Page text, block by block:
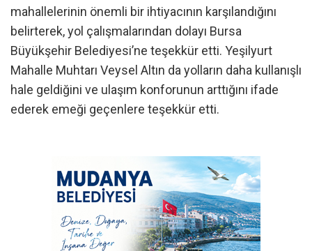
mahallelerinin önemli bir ihtiyacının karşılandığını
belirterek, yol çalışmalarından dolayı Bursa
Büyükşehir Belediyesi’ne teşekkür etti. Yeşilyurt
Mahalle Muhtarı Veysel Altın da yolların daha kullanışlı
hale geldiğini ve ulaşım konforunun arttığını ifade
ederek emeği geçenlere teşekkür etti.